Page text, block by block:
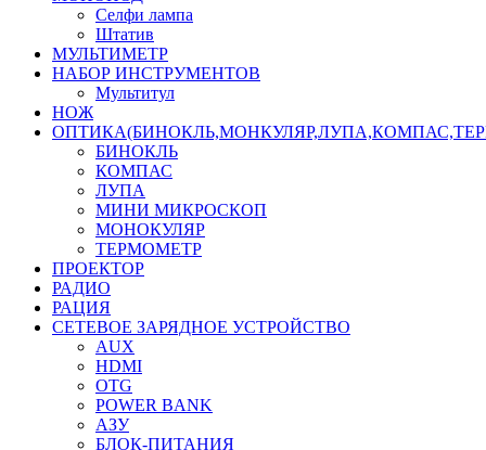
Селфи лампа
Штатив
МУЛЬТИМЕТР
НАБОР ИНСТРУМЕНТОВ
Мультитул
НОЖ
БИНОКЛЬ
КОМПАС
ЛУПА
МИНИ МИКРОСКОП
МОНОКУЛЯР
ТЕРМОМЕТР
ПРОЕКТОР
РАДИО
РАЦИЯ
СЕТЕВОЕ ЗАРЯДНОЕ УСТРОЙСТВО
AUX
HDMI
OTG
POWER BANK
АЗУ
БЛОК-ПИТАНИЯ